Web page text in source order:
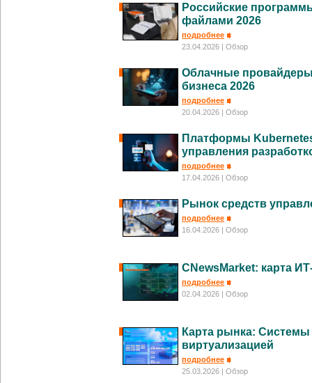
Российские
файлами 2026
подробнее
23.04.2026
| Обзор
Облачные
бизнеса 2026
подробнее
20.04.2026
| Обзор
Платформы
управления
подробнее
17.04.2026
| Обзор
Рынок средств
подробнее
16.04.2026
| Обзор
CNewsMarket: карта
подробнее
02.04.2026
| Обзор
Карта рынка:
виртуализацией
подробнее
25.03.2026
| Обзор